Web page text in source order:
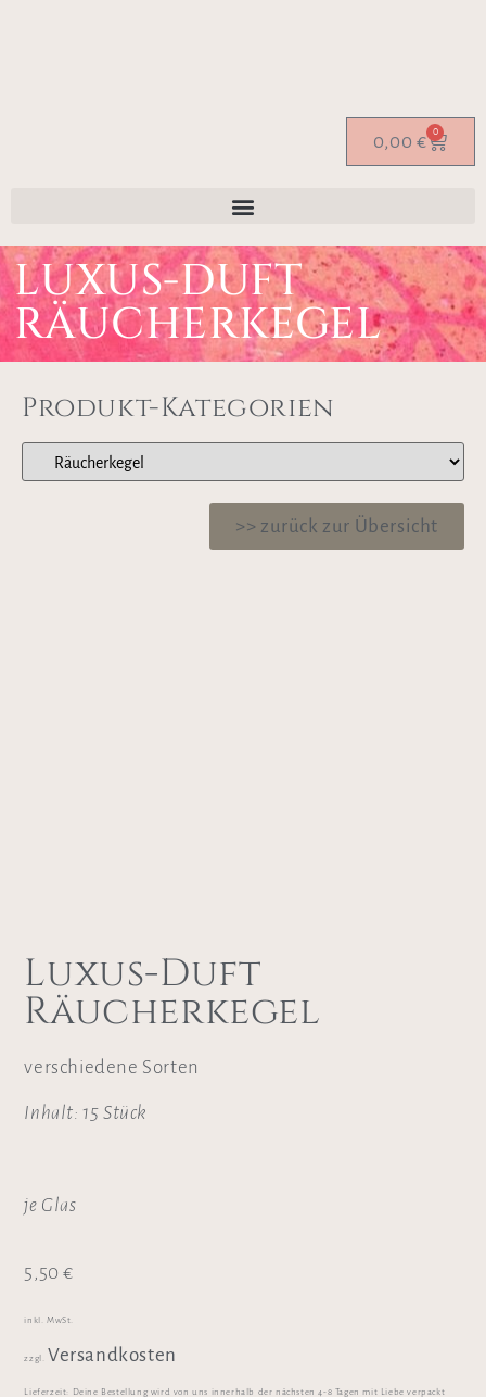
0,00 € 0
LUXUS-DUFT
RÄUCHERKEGEL
Produkt-Kategorien
>> zurück zur Übersicht
Luxus-Duft
Räucherkegel
verschiedene Sorten
Inhalt: 15 Stück
je Glas
5,50€
inkl. MwSt.
zzgl. Versandkosten
Lieferzeit:
Deine Bestellung wird von uns innerhalb der nächsten 4-8 Tagen mit Liebe verpackt